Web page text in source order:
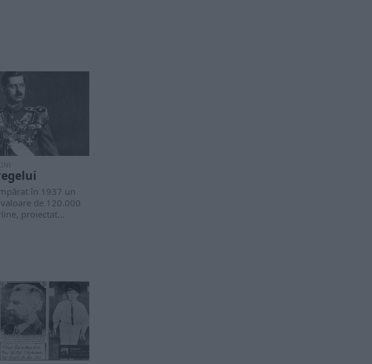
în 1937 un
de 120.000
proiectat...